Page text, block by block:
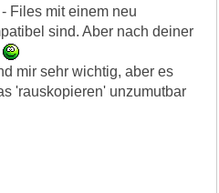
Files mit einem neu
sind. Aber nach deiner
mir sehr wichtig, aber es
'rauskopieren' unzumutbar